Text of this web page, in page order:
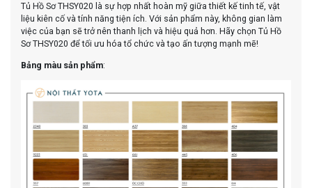
Tủ Hồ Sơ THSY020 là sự hợp nhất hoàn mỹ giữa thiết kế tinh tế, vật
liệu kiên cố và tính năng tiện ích. Với sản phẩm này, không gian làm
việc của bạn sẽ trở nên thanh lịch và hiệu quả hơn. Hãy chọn Tủ Hồ
Sơ THSY020 để tối ưu hóa tổ chức và tạo ấn tượng mạnh mẽ!
Bảng màu sản phẩm: